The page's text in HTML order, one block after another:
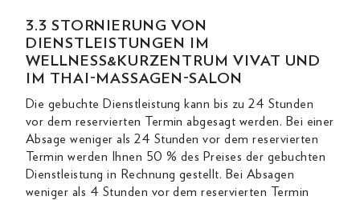
3.3 STORNIERUNG VON
DIENSTLEISTUNGEN IM
WELLNESS&KURZENTRUM VIVAT UND
IM THAI-MASSAGEN-SALON
Die gebuchte Dienstleistung kann bis zu 24 Stunden
vor dem reservierten Termin abgesagt werden. Bei einer
Absage weniger als 24 Stunden vor dem reservierten
Termin werden Ihnen 50 % des Preises der gebuchten
Dienstleistung in Rechnung gestellt. Bei Absagen
weniger als 4 Stunden vor dem reservierten Termin